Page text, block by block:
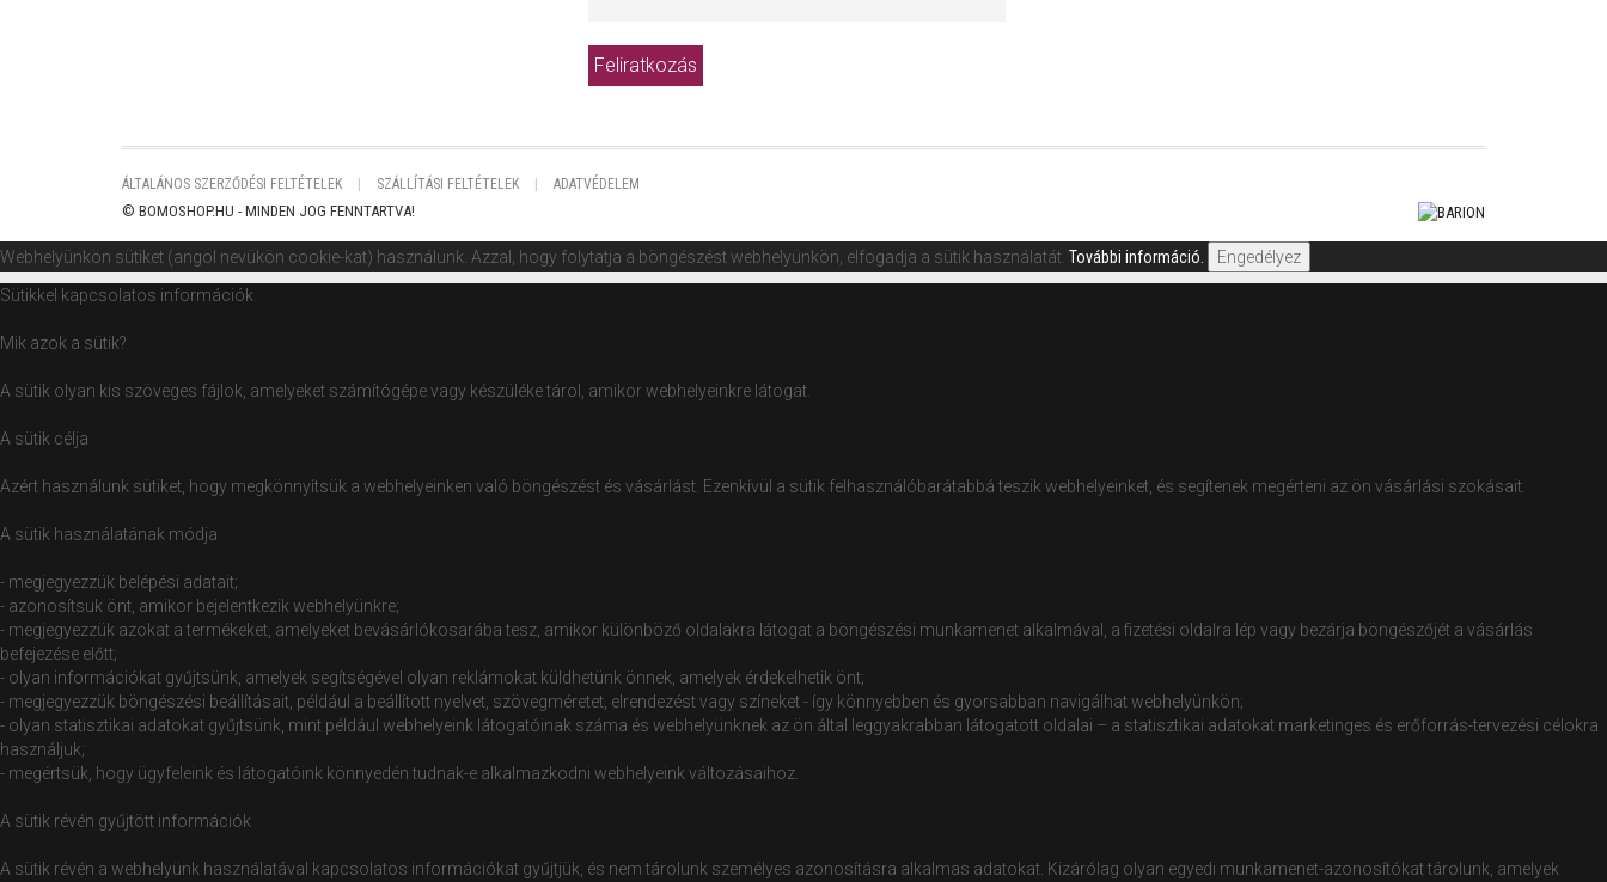
ÁLTALÁNOS SZERZŐDÉSI FELTÉTELEK SZÁLLÍTÁSI FELTÉTELEK ADATVÉDELEM
© BOMOSHOP.HU - MINDEN JOG FENNTARTVA!
Webhelyünkön sütiket (angol nevükön cookie-kat) használunk. Azzal, hogy folytatja a böngészést webhelyünkön, elfogadja a sütik használatát. További információ. Engedélyez
Sütikkel kapcsolatos információk
Mik azok a sütik?
A sütik olyan kis szöveges fájlok, amelyeket számítógépe vagy készüléke tárol, amikor webhelyeinkre látogat.
A sütik célja
Azért használunk sütiket, hogy megkönnyítsük a webhelyeinken való böngészést és vásárlást. Ezenkívül a sütik felhasználóbarátabbá teszik webhelyeinket, és segítenek megérteni az ön vásárlási szokásait.
A sütik használatának módja
- megjegyezzük belépési adatait;
- azonosítsuk önt, amikor bejelentkezik webhelyünkre;
- megjegyezzük azokat a termékeket, amelyeket bevásárlókosarába tesz, amikor különböző oldalakra látogat a böngészési munkamenet alkalmával, a fizetési oldalra lép vagy bezárja böngészőjét a vásárlás
befejezése előtt;
- olyan információkat gyűjtsünk, amelyek segítségével olyan reklámokat küldhetünk önnek, amelyek érdekelhetik önt;
- megjegyezzük böngészési beállításait, például a beállított nyelvet, szövegméretet, elrendezést vagy színeket - így könnyebben és gyorsabban navigálhat webhelyünkön;
- olyan statisztikai adatokat gyűjtsünk, mint például webhelyeink látogatóinak száma és webhelyünknek az ön által leggyakrabban látogatott oldalai – a statisztikai adatokat marketinges és erőforrás-tervezési célokra
használjuk;
- megértsük, hogy ügyfeleink és látogatóink könnyedén tudnak-e alkalmazkodni webhelyeink változásaihoz.
A sütik révén gyűjtött információk
A sütik révén a webhelyünk használatával kapcsolatos információkat gyűjtjük, és nem tárolunk személyes azonosításra alkalmas adatokat. Kizárólag olyan egyedi munkamenet-azonosítókat tárolunk, amelyek